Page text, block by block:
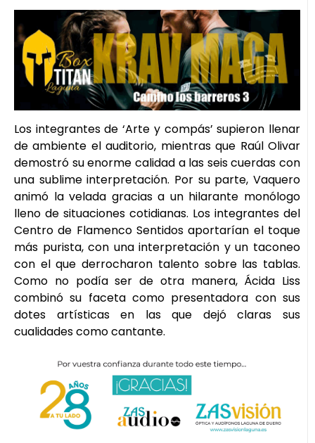
Los integrantes de ‘Arte y compás’ supieron llenar
de ambiente el auditorio, mientras que Raúl Olivar
demostró su enorme calidad a las seis cuerdas con
una sublime interpretación. Por su parte, Vaquero
animó la velada gracias a un hilarante monólogo
lleno de situaciones cotidianas. Los integrantes del
Centro de Flamenco Sentidos aportarían el toque
más purista, con una interpretación y un taconeo
con el que derrocharon talento sobre las tablas.
Como no podía ser de otra manera, Ácida Liss
combinó su faceta como presentadora con sus
dotes artísticas en las que dejó claras sus
cualidades como cantante.